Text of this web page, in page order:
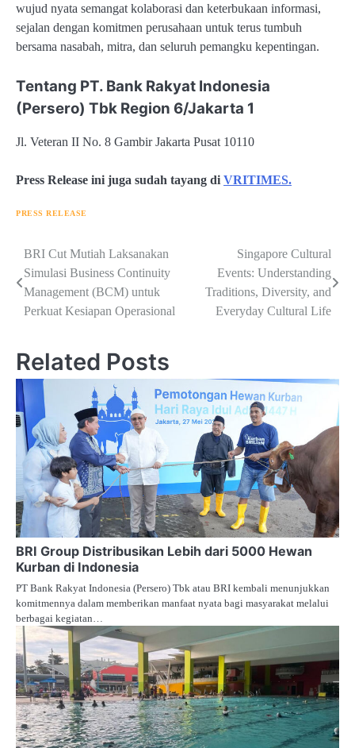
wujud nyata semangat kolaborasi dan keterbukaan informasi,
sejalan dengan komitmen perusahaan untuk terus tumbuh
bersama nasabah, mitra, dan seluruh pemangku kepentingan.
Tentang PT. Bank Rakyat Indonesia
(Persero) Tbk Region 6/Jakarta 1
Jl. Veteran II No. 8 Gambir Jakarta Pusat 10110
Press Release ini juga sudah tayang di VRITIMES.
PRESS RELEASE
Navigasi
pos
BRI Cut Mutiah Laksanakan
Simulasi Business Continuity
Management (BCM) untuk
Perkuat Kesiapan Operasional
Singapore Cultural
Events: Understanding
Traditions, Diversity, and
Everyday Cultural Life
Related Posts
BRI Group Distribusikan Lebih dari 5000 Hewan
Kurban di Indonesia
PT Bank Rakyat Indonesia (Persero) Tbk atau BRI kembali menunjukkan
komitmennya dalam memberikan manfaat nyata bagi masyarakat melalui
berbagai kegiatan…